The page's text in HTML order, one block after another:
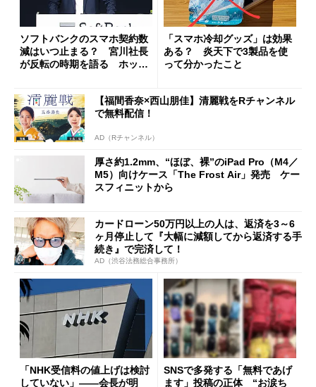
ソフトバンクのスマホ契約数
減はいつ止まる？ 宮川社長
が反転の時期を語る ホッピ
「スマホ冷却グッズ」は効果
ある？ 炎天下で3製品を使
って分かったこと
【福間香奈×西山朋佳】清麗戦をRチャンネル
で無料配信！
AD（Rチャンネル）
厚さ約1.2mm、“ほぼ、裸”のiPad Pro（M4／
M5）向けケース「The Frost Air」発売 ケー
スフィニットから
カードローン50万円以上の人は、返済を3～6
ヶ月停止して『大幅に減額してから返済する手
続き』で完済して！
AD（渋谷法務総合事務所）
「NHK受信料の値上げは検討
していない」――会長が明
SNSで多発する「無料であげ
ます」投稿の正体 “お涙ち